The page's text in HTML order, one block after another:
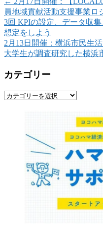
員地域貢献活動支援事業ロ
3回 KPIの設定、データ収
想定をしよう
2月13日開催：横浜市民生
大学生が調査研究した横浜
カテゴリー
カ